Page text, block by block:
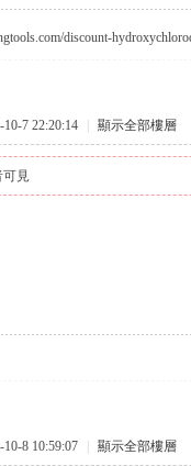
discount-
7 22:20:14 顯示全部樓層
可見
8 10:59:07 顯示全部樓層